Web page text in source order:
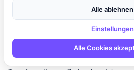
und Optimierung der SAP-Module in
Zu Ihren Aufgaben gehört die fachliche
Implementierungspartner im S/4
Koordination von externen
setzen anspruchsvolle IT-
Systemlandschaft um, insbesondere
Alle ablehnen
Einstellungen
Alle Cookies